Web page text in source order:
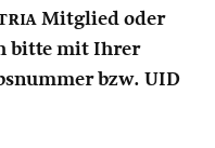
Mitglied oder
bitte mit Ihrer
bzw. UID